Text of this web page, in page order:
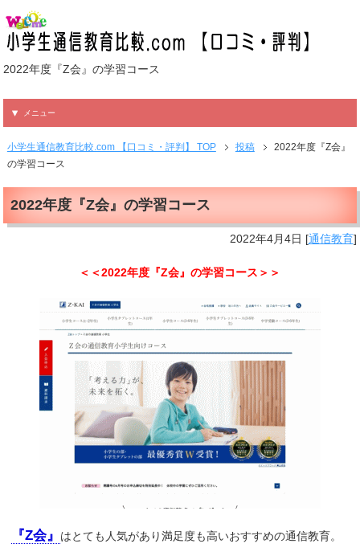
2022年度『Z会』の学習コース
メニュー
小学生通信教育比較.com 【口コミ・評判】 TOP 投稿
2022年度『Z会』
の学習コース
2022年度『Z会』の学習コース
2022年4月4日 [通信教育]
＜＜2022年度『Z会』の学習コース＞＞
『Z会』 はとても人気があり満足度も高いおすすめの通信教育。